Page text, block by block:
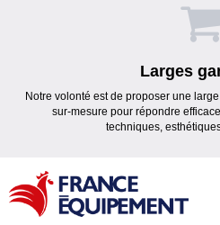
Larges
Notre volonté est de proposer une
sur-mesure pour répondre
techniques,